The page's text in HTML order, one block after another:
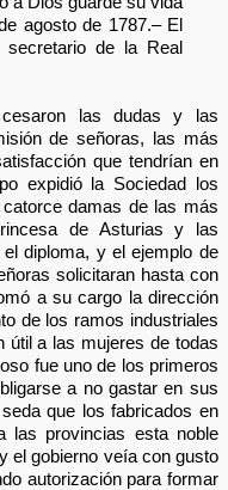
agosto de 1787.– El
secretario de la Real
las dudas y las
de señoras, las más
que tendrían en
expidió la Sociedad los
damas de las más
de Asturias y las
diploma, y el ejemplo de
solicitaran hasta con
a su cargo la dirección
de los ramos industriales
útil a las mujeres de todas
fue uno de los primeros
a no gastar en sus
que los fabricados en
las provincias esta noble
el gobierno veía con gusto
autorización para formar